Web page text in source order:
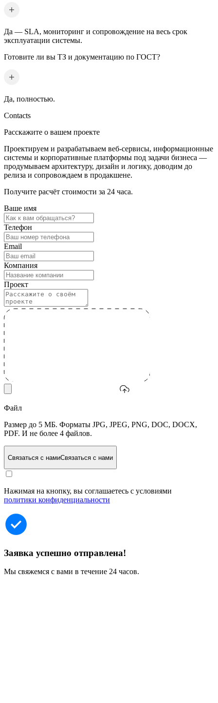
Да — SLA, мониторинг и сопровождение на весь срок
эксплуатации системы.
Готовите ли вы ТЗ и документацию по ГОСТ?
Да, полностью.
Contacts
Расскажите о вашем проекте
Проектируем и разрабатываем веб-сервисы, информационные
системы и корпоративные платформы под задачи бизнеса —
продумываем архитектуру, дизайн и логику, доводим до
релиза и сопровождаем в продакшене.
Получите расчёт стоимости за 24 часа.
Ваше имя
Телефон
Email
Компания
Проект
Файл
Размер до 5 МБ. Форматы JPG, JPEG, PNG, DOC, DOCX,
PDF. И не более 4 файлов.
Связаться с намиСвязаться с нами
Нажимая на кнопку, вы соглашаетесь с условиями
политики конфиденциальности
Заявка успешно отправлена!
Мы свяжемся с вами в течение 24 часов.